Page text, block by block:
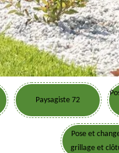
Paysagiste 72
Pose et
grillage et